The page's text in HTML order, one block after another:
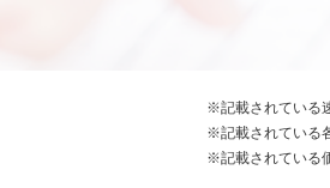
※記載されている
※記載されている
※記載されている